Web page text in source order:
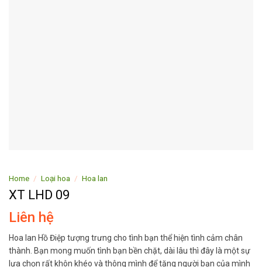
Home / Loại hoa / Hoa lan
XT LHD 09
Liên hệ
Hoa lan Hồ Điệp tượng trưng cho tình bạn thể hiện tình cảm chân
thành. Bạn mong muốn tình bạn bền chặt, dài lâu thì đây là một sự
lựa chọn rất khôn khéo và thông mình để tặng người bạn của mình